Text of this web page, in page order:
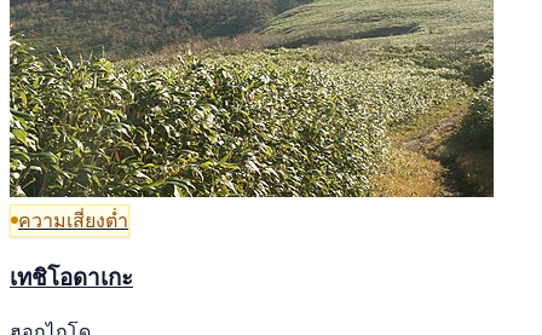
ความเสี่ยงต่ำ
เทชิโอดาเกะ